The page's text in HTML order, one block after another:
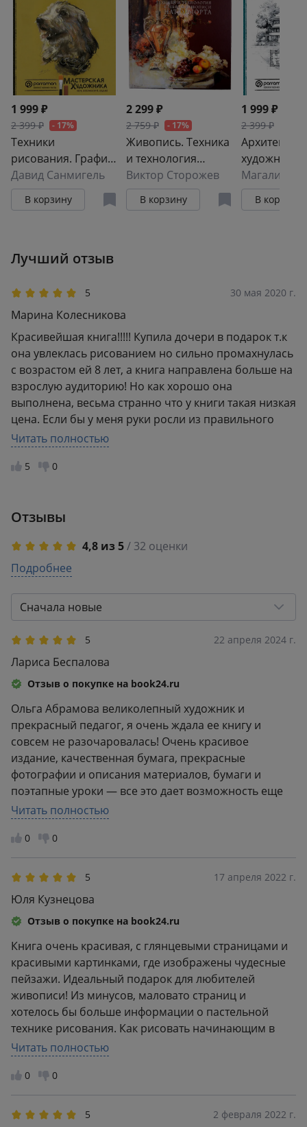
1 999 ₽
2 399 ₽ - 17%
Техники
рисования. Графит,
цветные
карандаши, уголь,
пастель, тушь,
и др.
Давид Санмигель
В корзину
2 299 ₽
2 759 ₽ - 17%
Живопись. Техника
и технология
клеевой живописи
натюрморта
Виктор Сторожев
В корзину
1 999 ₽
2 399 ₽
художников
Магали
В корзину
Лучший отзыв
5 30 мая 2020 г.
Марина Колесникова
Красивейшая книга!!!!! Купила дочери в подарок т.к
она увлеклась рисованием но сильно промахнулась
с возрастом ей 8 лет, а книга направлена больше на
взрослую аудиторию! Но как хорошо она
выполнена, весьма странно что у книги такая низкая
цена. Если бы у меня руки росли из правильного
места))) я бы точно попробовала рисовать по ней!
Все уроки подробно и очень понятно описанны
прямо прелесть! Надеюсь когда доча повсзорлеет
Читать полностью
5 0
Отзывы
4,8 из 5/ 32 оценки
5
2
0
1
Подробнее
Сначала новые
5 22 апреля 2024 г.
Лариса Беспалова
Отзыв о покупке на book24.ru
Ольга Абрамова великолепный художник и
прекрасный педагог, я очень ждала ее книгу и
совсем не разочаровалась! Очень красивое
издание, качественная бумага, прекрасные
фотографии и описания материалов, бумаги и
поэтапные уроки — все это дает возможность еще
больше окунуться в творчество. Книга рассчитана
на взрослую аудиторию, но наверняка подойдет и
начинающим художникам и уже опытным, для
которых будут открыты секреты мастера. Написание
книги большой труд, спасибо большое за него
Читать полностью
0 0
5 17 апреля 2022 г.
Юля Кузнецова
Отзыв о покупке на book24.ru
Книга очень красивая, с глянцевыми страницами и
красивыми картинками, где изображены чудесные
пейзажи. Идеальный подарок для любителей
живописи! Из минусов, маловато страниц и
хотелось бы больше информации о пастельной
технике рисования. Как рисовать начинающим в
технике "сухая пастель", эта книга вас не научит, но
расскажет, что такое пастель, её виды, как хранить
готовые рисунки, как их правильно
фотографировать и многое другое.
Читать полностью
0 0
5 2 февраля 2022 г.